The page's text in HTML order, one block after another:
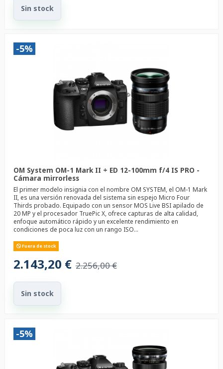
Sin stock
-5%
OM System OM-1 Mark II + ED 12-100mm f/4 IS PRO -
Cámara mirrorless
El primer modelo insignia con el nombre OM SYSTEM, el OM-1 Mark
II, es una versión renovada del sistema sin espejo Micro Four
Thirds probado. Equipado con un sensor MOS Live BSI apilado de
20 MP y el procesador TruePic X, ofrece capturas de alta calidad,
enfoque automático rápido y un excelente rendimiento en
condiciones de poca luz con un rango ISO...
Fuera de stock
2.143,20 € 2.256,00 €
Sin stock
-5%